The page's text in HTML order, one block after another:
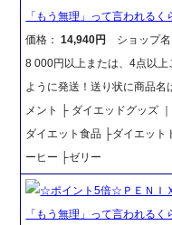
「もう無理」って言われるく
価格：14,940円
ショップ名
8 000円以上または、4点以
ように発送！送り状に商品名
メント ├ ダイエッドグッズ
ダイエット食品 ├ダイエット
ーヒー ├ゼリー
☆ポイント5倍☆ＰＥＮＩ
「もう無理」って言われるく